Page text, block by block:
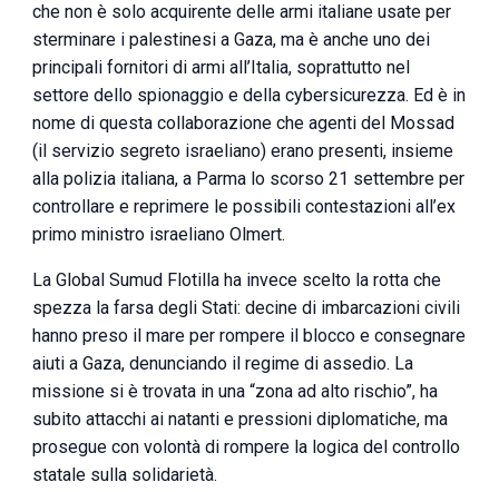
che non è solo acquirente delle armi italiane usate per
sterminare i palestinesi a Gaza, ma è anche uno dei
principali fornitori di armi all’Italia, soprattutto nel
settore dello spionaggio e della cybersicurezza. Ed è in
nome di questa collaborazione che agenti del Mossad
(il servizio segreto israeliano) erano presenti, insieme
alla polizia italiana, a Parma lo scorso 21 settembre per
controllare e reprimere le possibili contestazioni all’ex
primo ministro israeliano Olmert.
La Global Sumud Flotilla ha invece scelto la rotta che
spezza la farsa degli Stati: decine di imbarcazioni civili
hanno preso il mare per rompere il blocco e consegnare
aiuti a Gaza, denunciando il regime di assedio. La
missione si è trovata in una “zona ad alto rischio”, ha
subito attacchi ai natanti e pressioni diplomatiche, ma
prosegue con volontà di rompere la logica del controllo
statale sulla solidarietà.